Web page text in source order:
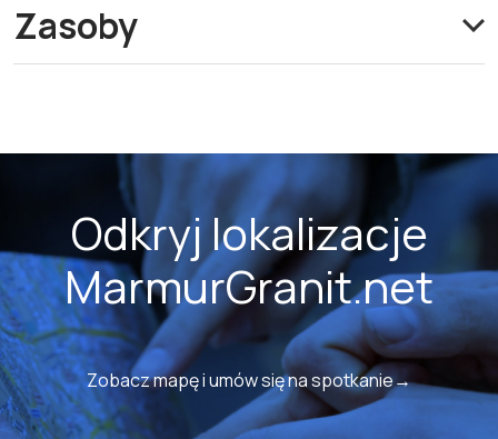
Zasoby
Odkryj lokalizacje
MarmurGranit.net
Zobacz mapę i umów się na spotkanie→